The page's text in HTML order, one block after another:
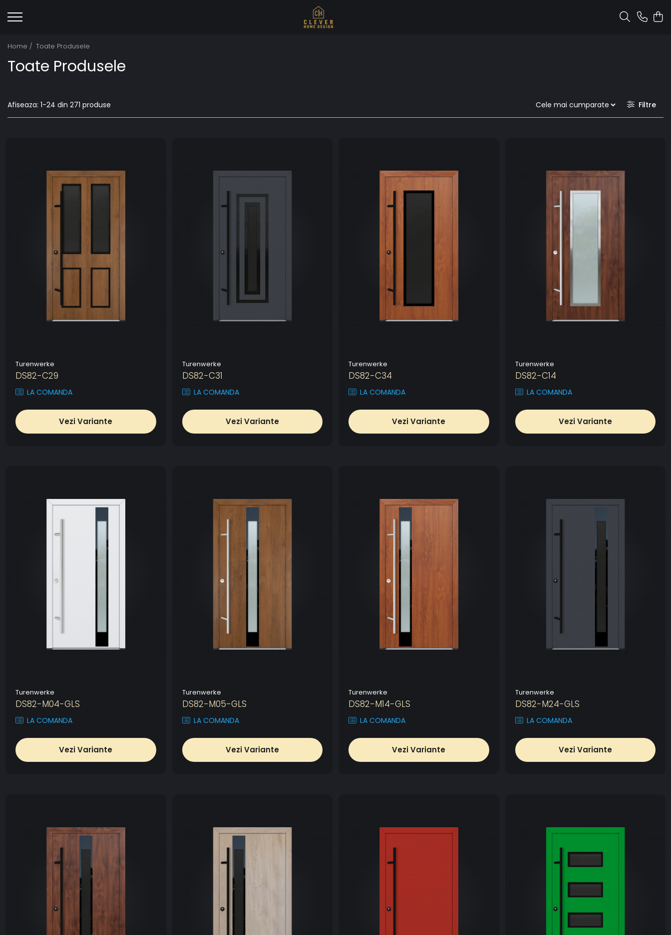
Home / Toate Produsele
Toate Produsele
Afiseaza: 1-24 din 271 produse Filtre
Turenwerke
DS82-C29
LA COMANDA
Vezi Variante
Turenwerke
DS82-C31
LA COMANDA
Vezi Variante
Turenwerke
DS82-C34
LA COMANDA
Vezi Variante
Turenwerke
DS82-C14
LA COMANDA
Vezi Variante
Turenwerke
DS82-M04-GLS
LA COMANDA
Vezi Variante
Turenwerke
DS82-M05-GLS
LA COMANDA
Vezi Variante
Turenwerke
DS82-M14-GLS
LA COMANDA
Vezi Variante
Turenwerke
DS82-M24-GLS
LA COMANDA
Vezi Variante